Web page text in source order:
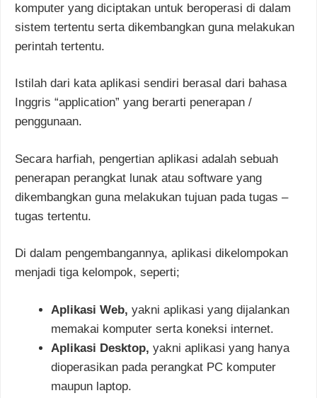
komputer yang diciptakan untuk beroperasi di dalam
sistem tertentu serta dikembangkan guna melakukan
perintah tertentu.
Istilah dari kata aplikasi sendiri berasal dari bahasa
Inggris “application” yang berarti penerapan /
penggunaan.
Secara harfiah, pengertian aplikasi adalah sebuah
penerapan perangkat lunak atau software yang
dikembangkan guna melakukan tujuan pada tugas –
tugas tertentu.
Di dalam pengembangannya, aplikasi dikelompokan
menjadi tiga kelompok, seperti;
Aplikasi Web, yakni aplikasi yang dijalankan
memakai komputer serta koneksi internet.
Aplikasi Desktop, yakni aplikasi yang hanya
dioperasikan pada perangkat PC komputer
maupun laptop.